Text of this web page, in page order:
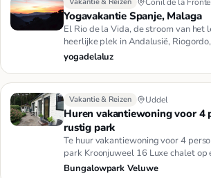
Yogavakantie Spanje, Malaga
El Rio de la Vida, de stroom van het
heerlijke plek in Andalusië,
rivier El Rio d…
yogadelaluz
Vakantie & Reizen Uddel
Huren vakantiewoning voor 4
rustig park
Te huur vakantiewoning voor 4
park Kroonjuweel 16 Luxe chalet op
de bosrand, met terr…
Bungalowpark Veluwe